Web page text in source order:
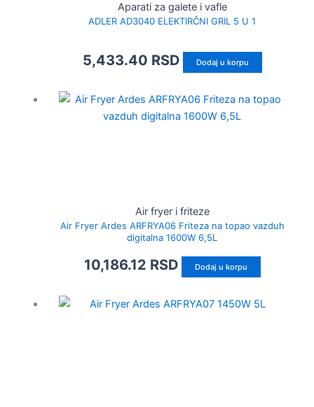
Aparati za galete i vafle
ADLER AD3040 ELEKTIRČNI GRIL 5 U 1
5,433.40 RSD Dodaj u korpu
Air fryer i friteze
Air Fryer Ardes ARFRYA06 Friteza na topao vazduh
digitalna 1600W 6,5L
10,186.12 RSD Dodaj u korpu